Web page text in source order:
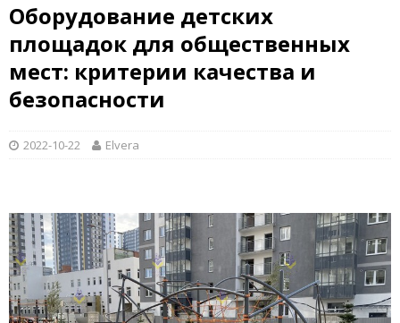
Оборудование детских
площадок для общественных
мест: критерии качества и
безопасности
2022-10-22 Elvera